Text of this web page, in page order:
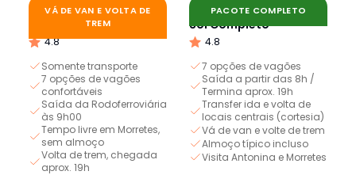
VÁ DE VAN E VOLTA DE
TREM
Trem Pôr do Sol
Boutique Simples
4.8
Somente transporte
7 opções de vagões
confortáveis
Saída da Rodoferroviária
às 9h00
Tempo livre em Morretes,
sem almoço
Volta de trem, chegada
aprox. 19h
PACOTE COMPLETO
Trem Boutique Pôr do
Sol Completo
4.8
7 opções de vagões
Saída a partir das 8h /
Termina aprox. 19h
Transfer ida e volta de
locais centrais (cortesia)
Vá de van e volte de trem
Almoço típico incluso
Visita Antonina e Morretes